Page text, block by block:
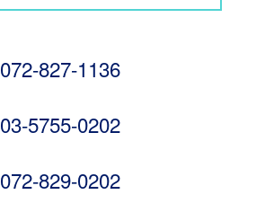
072-827-1136
03-5755-0202
072-829-0202